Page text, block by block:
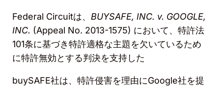
Federal Circuitは、 BUYSAFE, INC. v. GOOGLE,
INC. (Appeal No. 2013-1575) において、特許法
101条に基づき特許適格な主題を欠いているため
に特許無効とする判決を支持した
buySAFE社は、特許侵害を理由にGoogle社を提